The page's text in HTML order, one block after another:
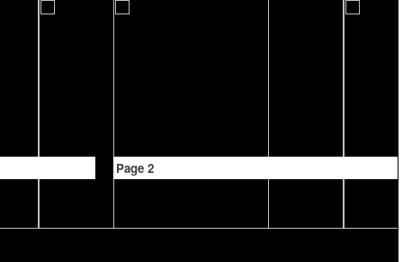
Page 2